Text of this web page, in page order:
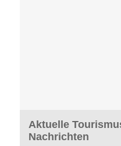
Aktuelle
Nachrichten